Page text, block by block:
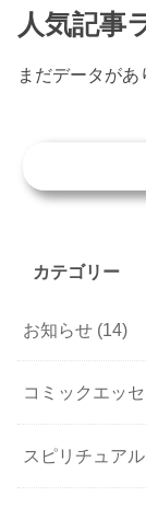
人気記事
まだデータがあ
カテゴリー
お知らせ (14)
コミックエッセ
スピリチュア